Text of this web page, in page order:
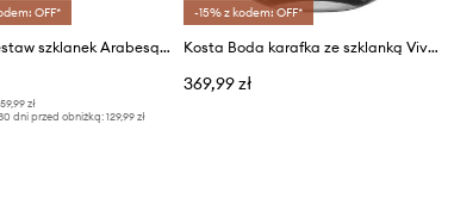
OFF*
Spiegelau zestaw szklanek Arabesque 460 ml 2-pack
zł
dni przed obniżką:129,99 zł
-15% z kodem: OFF*
Kosta Boda karafka ze szklanką Viva 900 / 200 ml
369,99 zł